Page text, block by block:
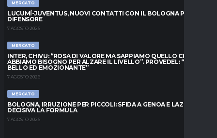
MERCATO
LUCUMÍ-JUVENTUS, NUOVI CONTATTI CON IL BOLOGNA PER IL
DIFENSORE
7 AGOSTO 2026
MERCATO
INTER, CHIVU: “ROSA DI VALORE MA SAPPIAMO QUELLO CHE
ABBIAMO BISOGNO PER ALZARE IL LIVELLO”. PROVEDEL: “MESE
BELLO ED EMOZIONANTE”
7 AGOSTO 2026
MERCATO
BOLOGNA, IRRUZIONE PER PICCOLI: SFIDA A GENOA E LAZIO,
DECISIVA LA FORMULA
7 AGOSTO 2026